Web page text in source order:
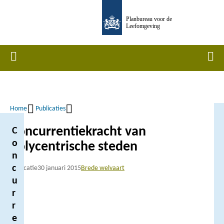
inhoud
Planbureau voor de
Leefomgeving
Home
Home Publicaties
Concurrentiekracht van
polycentrische steden
Publicatie30 januari 2015Brede welvaart
C
o
n
c
u
r
r
e